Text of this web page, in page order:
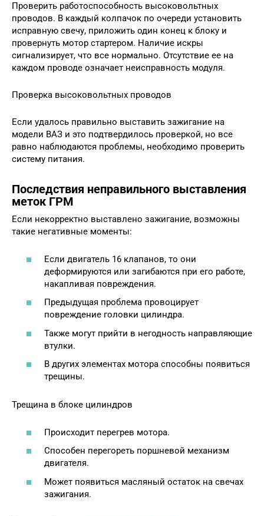
Проверить работоспособность высоковольтных
проводов. В каждый колпачок по очереди установить
исправную свечу, приложить один конец к блоку и
провернуть мотор стартером. Наличие искры
сигнализирует, что все нормально. Отсутствие ее на
каждом проводе означает неисправность модуля.
Проверка высоковольтных проводов
Если удалось правильно выставить зажигание на
модели ВАЗ и это подтвердилось проверкой, но все
равно наблюдаются проблемы, необходимо проверить
систему питания.
Последствия неправильного выставления
меток ГРМ
Если некорректно выставлено зажигание, возможны
такие негативные моменты:
Если двигатель 16 клапанов, то они
деформируются или загибаются при его работе,
накапливая повреждения.
Предыдущая проблема провоцирует
повреждение головки цилиндра.
Также могут прийти в негодность направляющие
втулки.
В других элементах мотора способны появиться
трещины.
Трещина в блоке цилиндров
Происходит перегрев мотора.
Способен перегореть поршневой механизм
двигателя.
Может появиться масляный остаток на свечах
зажигания.